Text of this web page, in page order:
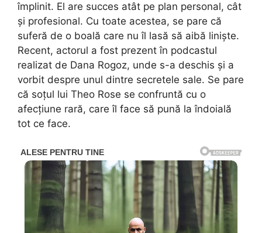
împlinit. El are succes atât pe plan personal, cât
și profesional. Cu toate acestea, se pare că
suferă de o boală care nu îl lasă să aibă liniște.
Recent, actorul a fost prezent în podcastul
realizat de Dana Rogoz, unde s-a deschis și a
vorbit despre unul dintre secretele sale. Se pare
că soțul lui Theo Rose se confruntă cu o
afecțiune rară, care îl face să pună la îndoială
tot ce face.